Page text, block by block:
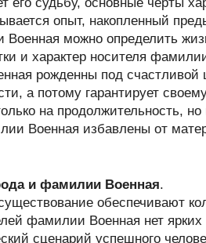
опыт, накопленный
можно определить
и характер носителя
рожденны под счастливой
а потому гарантирует
на продолжительность,
Военная избавлены от
и фамилии Военная.
обеспечивают
фамилии Военная нет
сценарий успешного